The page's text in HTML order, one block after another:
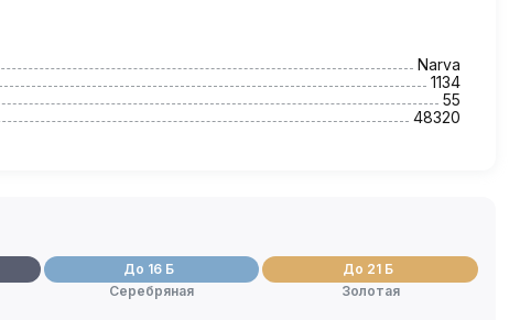
Narva
1134
55
48320
До 16 Б
Серебряная
До 21 Б
Золотая